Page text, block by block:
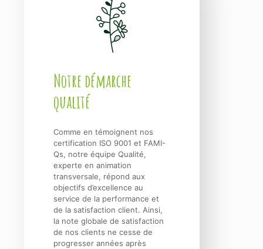
Notre démarche
qualité
Comme en témoignent nos
certification ISO 9001 et FAMI-
Qs, notre équipe Qualité,
experte en animation
transversale, répond aux
objectifs d’excellence au
service de la performance et
de la satisfaction client. Ainsi,
la note globale de satisfaction
de nos clients ne cesse de
progresser années après